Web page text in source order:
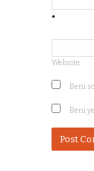
*
Website
Beni
Beni